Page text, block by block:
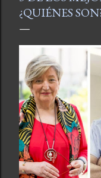
¿QUIÉNES